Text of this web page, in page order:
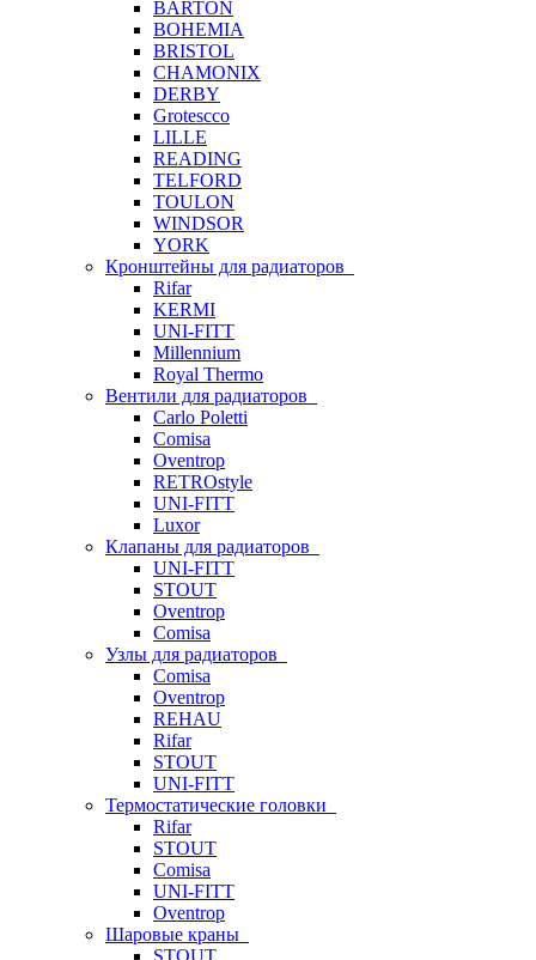
BARTON
BOHEMIA
BRISTOL
CHAMONIX
DERBY
Grotescco
LILLE
READING
TELFORD
TOULON
WINDSOR
YORK
Кронштейны для радиаторов
Rifar
KERMI
UNI-FITT
Millennium
Royal Thermo
Вентили для радиаторов
Carlo Poletti
Comisa
Oventrop
RETROstyle
UNI-FITT
Luxor
Клапаны для радиаторов
UNI-FITT
STOUT
Oventrop
Comisa
Узлы для радиаторов
Comisa
Oventrop
REHAU
Rifar
STOUT
UNI-FITT
Термостатические головки
Rifar
STOUT
Comisa
UNI-FITT
Oventrop
Шаровые краны
STOUT